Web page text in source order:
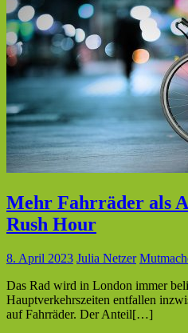
Mehr Fahrräder als
Rush Hour
8. April 2023 Julia Netzer
Das Rad wird in London immer
Hauptverkehrszeiten entfallen
auf Fahrräder. Der Anteil[…]